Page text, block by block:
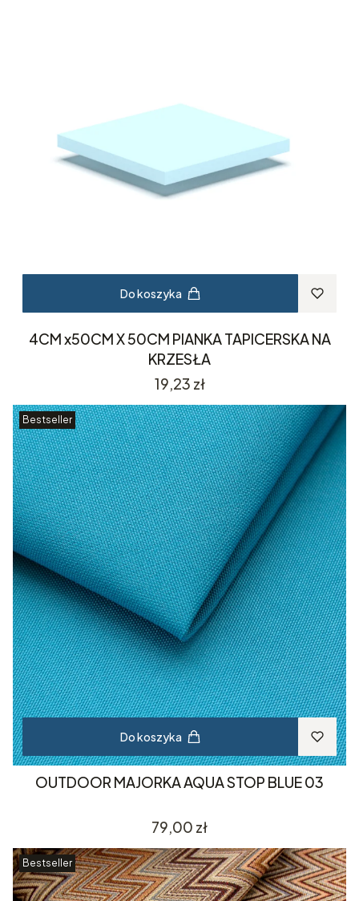
Do koszyka
4CM x50CM X 50CM PIANKA TAPICERSKA NA
KRZESŁA
Cena
19,23 zł
Bestseller
Do koszyka
OUTDOOR MAJORKA AQUA STOP BLUE 03
Cena
79,00 zł
Bestseller